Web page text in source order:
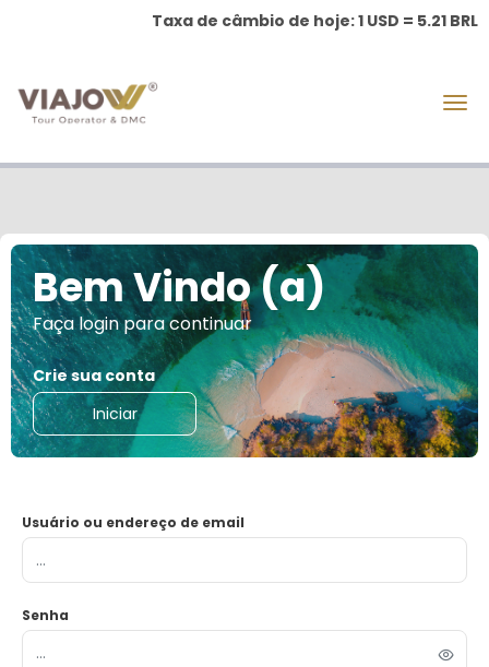
Taxa de câmbio de hoje: 1 USD = 5.21 BRL
Bem Vindo (a)
Faça login para continuar
Crie sua conta
Iniciar
Usuário ou endereço de email
Senha